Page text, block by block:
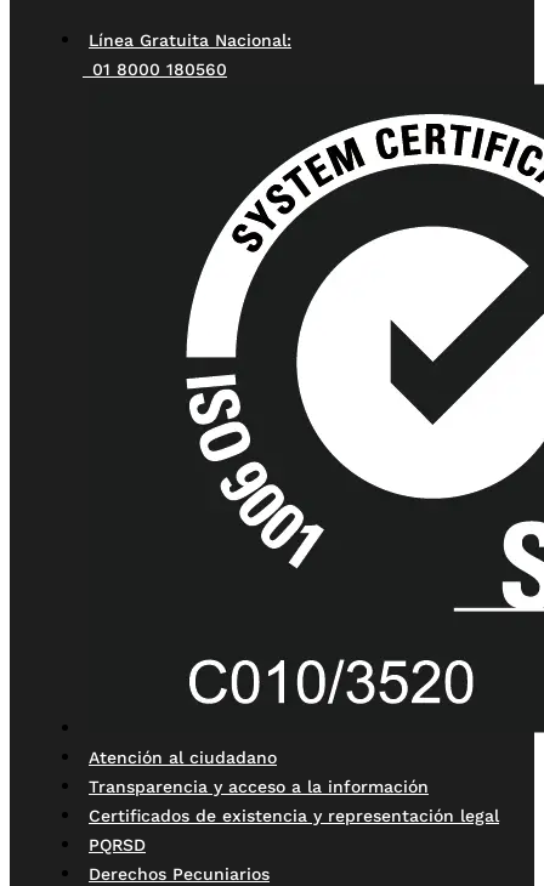
Línea Gratuita Nacional:
01 8000 180560
Atención al ciudadano
Transparencia y acceso a la información
Certificados de existencia y representación legal
PQRSD
Derechos Pecuniarios